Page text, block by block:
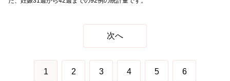
次へ
1 2 3 4 5 6